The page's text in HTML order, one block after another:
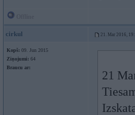
cirkul 21. Mar 2016,
Kopš: 09. Jun 2015
Ziņojumi: 64
Braucu ar:
21